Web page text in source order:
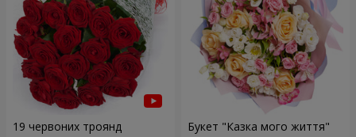
19 червоних троянд Букет "Казка мого життя"